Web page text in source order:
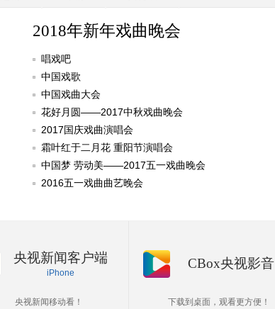
2018年新年戏曲晚会
唱戏吧
中国戏歌
中国戏曲大会
花好月圆——2017中秋戏曲晚会
2017国庆戏曲演唱会
霜叶红于二月花 重阳节演唱会
中国梦 劳动美——2017五一戏曲晚会
2016五一戏曲曲艺晚会
央视新闻客户端
iPhone
央视新闻移动看！
CBox央视影音
下载到桌面，观看更方便！